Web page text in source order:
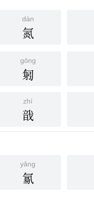
dàn
氮
gōng
匑
zhí
戠
yǎng
氱